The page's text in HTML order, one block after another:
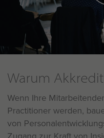
Warum
Wenn Ihre
Practitioner werden,
von